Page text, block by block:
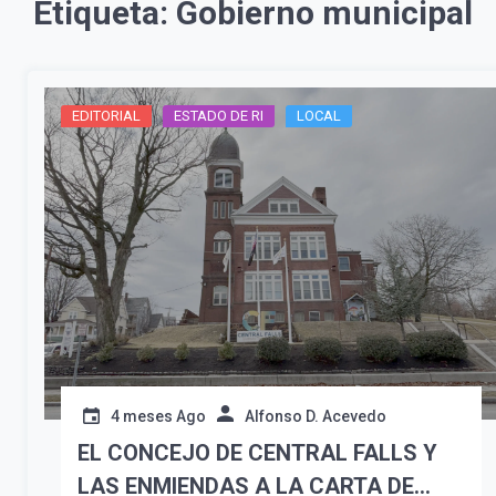
Etiqueta: Gobierno municipal
EDITORIAL ESTADO DE RI LOCAL
4 meses Ago Alfonso D. Acevedo
EL CONCEJO DE CENTRAL FALLS Y
LAS ENMIENDAS A LA CARTA DE